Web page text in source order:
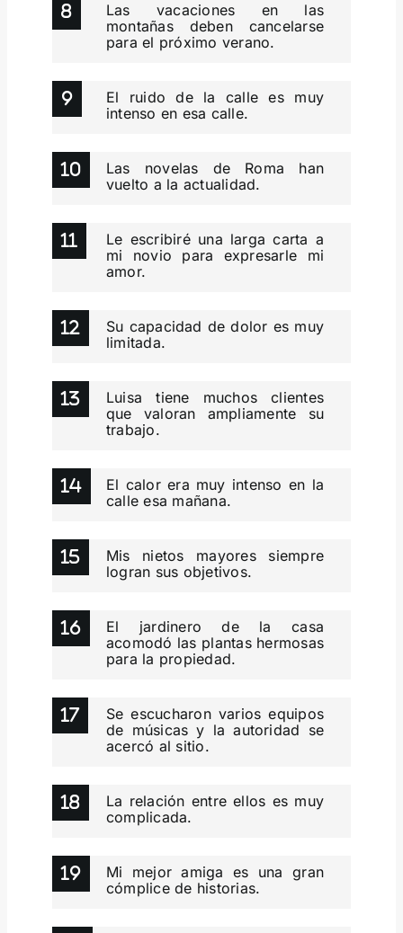
Las vacaciones en las
montañas deben cancelarse
para el próximo verano.
El ruido de la calle es muy
intenso en esa calle.
Las novelas de Roma han
vuelto a la actualidad.
Le escribiré una larga carta a
mi novio para expresarle mi
amor.
Su capacidad de dolor es muy
limitada.
Luisa tiene muchos clientes
que valoran ampliamente su
trabajo.
El calor era muy intenso en la
calle esa mañana.
Mis nietos mayores siempre
logran sus objetivos.
El jardinero de la casa
acomodó las plantas hermosas
para la propiedad.
Se escucharon varios equipos
de músicas y la autoridad se
acercó al sitio.
La relación entre ellos es muy
complicada.
Mi mejor amiga es una gran
cómplice de historias.